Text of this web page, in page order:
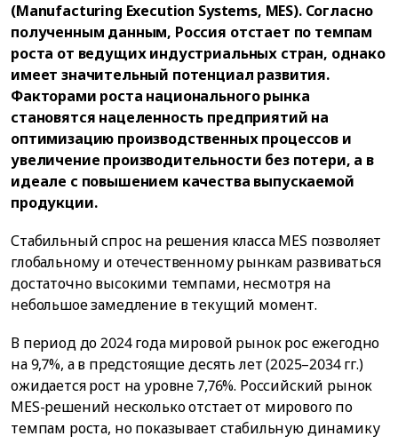
(Manufacturing Execution Systems, MES). Согласно
полученным данным, Россия отстает по темпам
роста от ведущих индустриальных стран, однако
имеет значительный потенциал развития.
Факторами роста национального рынка
становятся нацеленность предприятий на
оптимизацию производственных процессов и
увеличение производительности без потери, а в
идеале с повышением качества выпускаемой
продукции.
Стабильный спрос на решения класса MES позволяет
глобальному и отечественному рынкам развиваться
достаточно высокими темпами, несмотря на
небольшое замедление в текущий момент.
В период до 2024 года мировой рынок рос ежегодно
на 9,7%, а в предстоящие десять лет (2025–2034 гг.)
ожидается рост на уровне 7,76%. Российский рынок
MES-решений несколько отстает от мирового по
темпам роста, но показывает стабильную динамику